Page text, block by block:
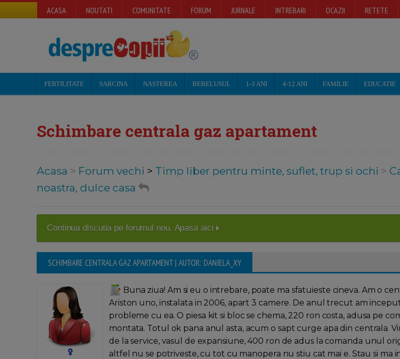
ACASA NOUTATI COMUNITATE FORUM JURNALE INTREBARI OCAZII RETETE
FERTILITATE SARCINA NASTEREA BEBELUSUL 1-3 ANI 4-12 ANI FAMILIE EDUCATIE
Schimbare centrala gaz apartament
Acasa > Forum vechi > Timp liber pentru minte, suflet, trup si ochi >
noastra, dulce casa
Continua discutia pe forumul nou. Apasa aici
SCHIMBARE CENTRALA GAZ APARTAMENT | AUTOR: DANIELA_XY
Buna ziua! Am si eu o intrebare, poate ma sfatuieste cineva. Am o
Ariston uno, instalata in 2006, apart 3 camere. De anul trecut am
probleme cu ea. O piesa kit si bloc se chema, 220 ron costa, adusa pe
montata. Totul ok pana anul asta, acum o sapt curge apa din centrala.
de la service, vasul de expansiune, 400 ron de adus la comanda unul
altfel nu se potriveste, cu tot cu manopera nu stiu cat mai e. Stau si ma